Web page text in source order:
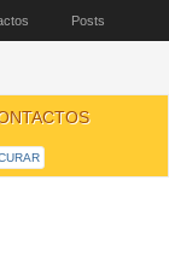
Posts